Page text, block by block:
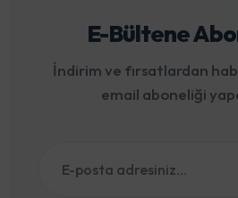
E-Bültene
İndirim ve fırsatlardan
email aboneliği